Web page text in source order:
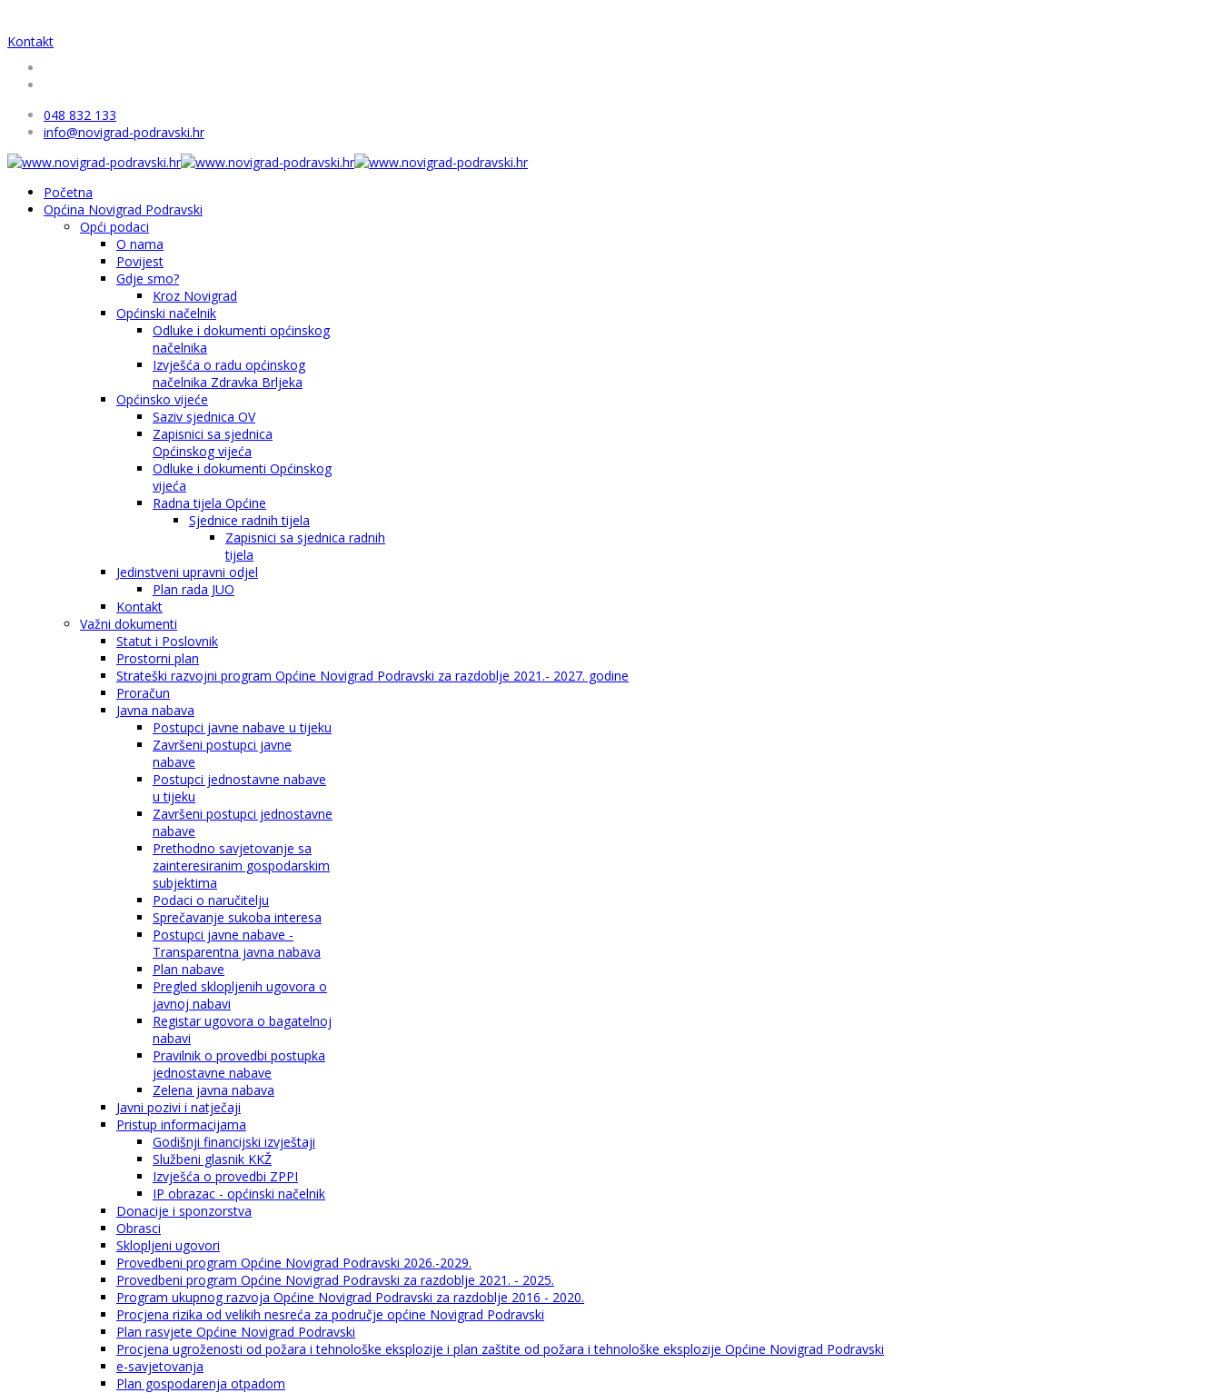
Kontakt
048 832 133
info@novigrad-podravski.hr
Početna
Općina Novigrad Podravski
Opći podaci
O nama
Povijest
Gdje smo?
Kroz Novigrad
Općinski načelnik
Odluke i dokumenti općinskog
načelnika
Izvješća o radu općinskog
načelnika Zdravka Brljeka
Općinsko vijeće
Saziv sjednica OV
Zapisnici sa sjednica
Općinskog vijeća
Odluke i dokumenti Općinskog
vijeća
Radna tijela Općine
Sjednice radnih tijela
Zapisnici sa sjednica radnih
tijela
Jedinstveni upravni odjel
Plan rada JUO
Kontakt
Važni dokumenti
Statut i Poslovnik
Prostorni plan
Strateški razvojni program Općine Novigrad Podravski za razdoblje 2021.- 2027. godine
Proračun
Javna nabava
Postupci javne nabave u tijeku
Završeni postupci javne
nabave
Postupci jednostavne nabave
u tijeku
Završeni postupci jednostavne
nabave
Prethodno savjetovanje sa
zainteresiranim gospodarskim
subjektima
Podaci o naručitelju
Sprečavanje sukoba interesa
Postupci javne nabave -
Transparentna javna nabava
Plan nabave
Pregled sklopljenih ugovora o
javnoj nabavi
Registar ugovora o bagatelnoj
nabavi
Pravilnik o provedbi postupka
jednostavne nabave
Zelena javna nabava
Javni pozivi i natječaji
Pristup informacijama
Godišnji financijski izvještaji
Službeni glasnik KKŽ
Izvješća o provedbi ZPPI
IP obrazac - općinski načelnik
Donacije i sponzorstva
Obrasci
Sklopljeni ugovori
Provedbeni program Općine Novigrad Podravski 2026.-2029.
Provedbeni program Općine Novigrad Podravski za razdoblje 2021. - 2025.
Program ukupnog razvoja Općine Novigrad Podravski za razdoblje 2016 - 2020.
Procjena rizika od velikih nesreća za područje općine Novigrad Podravski
Plan rasvjete Općine Novigrad Podravski
Procjena ugroženosti od požara i tehnološke eksplozije i plan zaštite od požara i tehnološke eksplozije Općine Novigrad Podravski
e-savjetovanja
Plan gospodarenja otpadom